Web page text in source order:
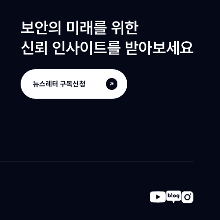
보안의 미래를 위한
신뢰 인사이트를 받아보세요
뉴스레터 구독신청